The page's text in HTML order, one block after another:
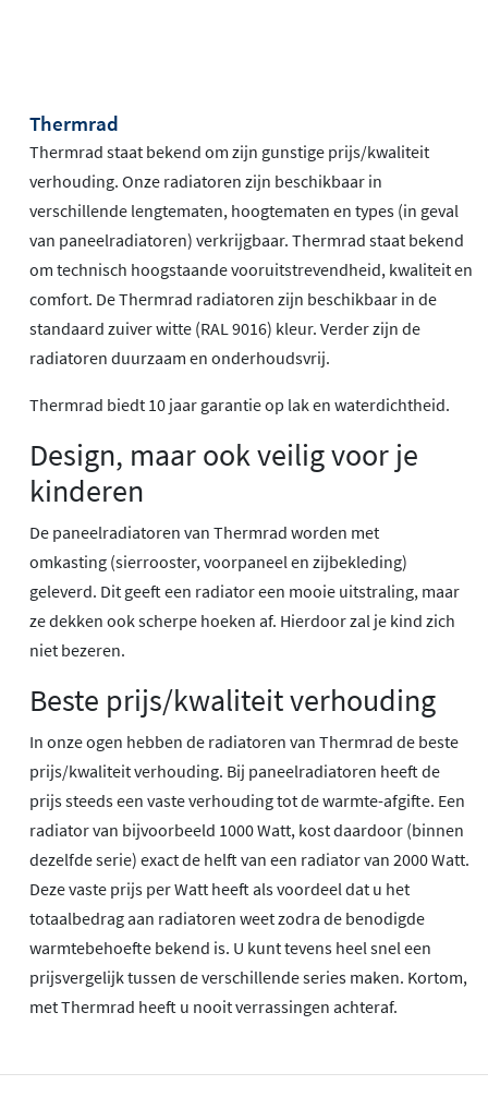
Thermrad
Thermrad staat bekend om zijn gunstige prijs/kwaliteit
verhouding. Onze radiatoren zijn beschikbaar in
verschillende lengtematen, hoogtematen en types (in geval
van paneelradiatoren) verkrijgbaar. Thermrad staat bekend
om technisch hoogstaande vooruitstrevendheid, kwaliteit en
comfort. De Thermrad radiatoren zijn beschikbaar in de
standaard zuiver witte (RAL 9016) kleur. Verder zijn de
radiatoren duurzaam en onderhoudsvrij.
Thermrad biedt 10 jaar garantie op lak en waterdichtheid.
Design, maar ook veilig voor je
kinderen
De paneelradiatoren van Thermrad worden met
omkasting (sierrooster, voorpaneel en zijbekleding)
geleverd. Dit geeft een radiator een mooie uitstraling, maar
ze dekken ook scherpe hoeken af. Hierdoor zal je kind zich
niet bezeren.
Beste prijs/kwaliteit verhouding
In onze ogen hebben de radiatoren van Thermrad de beste
prijs/kwaliteit verhouding. Bij paneelradiatoren heeft de
prijs steeds een vaste verhouding tot de warmte-afgifte. Een
radiator van bijvoorbeeld 1000 Watt, kost daardoor (binnen
dezelfde serie) exact de helft van een radiator van 2000 Watt.
Deze vaste prijs per Watt heeft als voordeel dat u het
totaalbedrag aan radiatoren weet zodra de benodigde
warmtebehoefte bekend is. U kunt tevens heel snel een
prijsvergelijk tussen de verschillende series maken. Kortom,
met Thermrad heeft u nooit verrassingen achteraf.